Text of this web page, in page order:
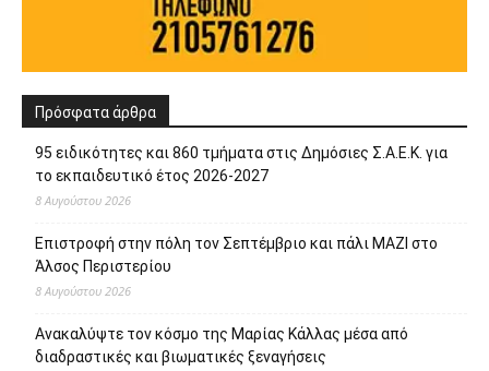
Πρόσφατα άρθρα
95 ειδικότητες και 860 τμήματα στις Δημόσιες Σ.Α.Ε.Κ. για
το εκπαιδευτικό έτος 2026-2027
8 Αυγούστου 2026
Επιστροφή στην πόλη τον Σεπτέμβριο και πάλι ΜΑΖΙ στο
Άλσος Περιστερίου
8 Αυγούστου 2026
Ανακαλύψτε τον κόσμο της Μαρίας Κάλλας μέσα από
διαδραστικές και βιωματικές ξεναγήσεις